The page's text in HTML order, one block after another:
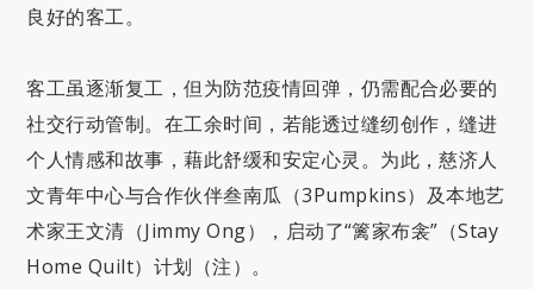
良好的客工。
客工虽逐渐复工，但为防范疫情回弹，仍需配合必要的
社交行动管制。在工余时间，若能透过缝纫创作，缝进
个人情感和故事，藉此舒缓和安定心灵。为此，慈济人
文青年中心与合作伙伴叁南瓜（3Pumpkins）及本地艺
术家王文清（Jimmy Ong），启动了“篱家布衾”（Stay
Home Quilt）计划（注）。